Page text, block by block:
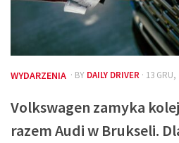
WYDARZENIA · BY DAILY DRIVER · 13
Volkswagen zamyka
razem Audi w Brukseli.